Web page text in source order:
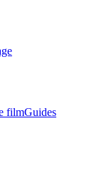
filmGuides